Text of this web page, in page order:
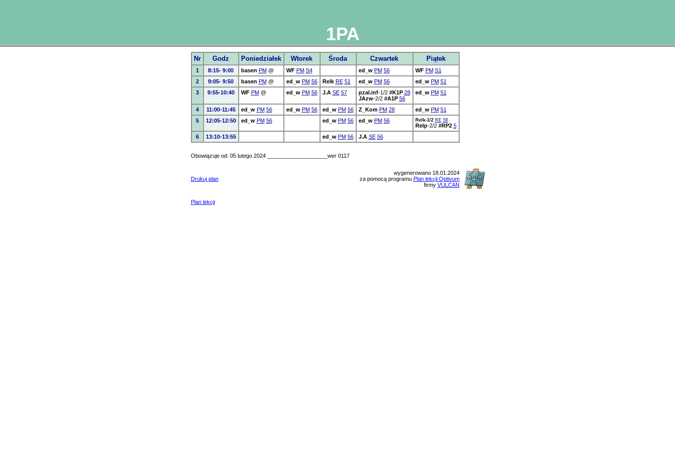
1PA
Nr Godz Poniedziałek Wtorek Środa Czwartek Piątek
1 8:15- 9:00 basen PM @ WF PM S4 ed_w PM 56 WF PM S1
2
9:05- 9:50 basen PM @ ed_w PM 56 Relk RE 51 ed_w PM 56 ed_w PM 51
3
9:55-10:40 WF PM @ ed_w PM 56 J.A SE 57 pzal.inf-1/2 #K1P 28
JAzw-2/2 #A1P 56
ed_w PM 51
4 11:00-11:45 ed_w PM 56 ed_w PM 56 ed_w PM 56 Z_Kom PM 28 ed_w PM 51
5
12:05-12:50 ed_w PM 56 ed_w PM 56 ed_w PM 56 Relk-1/2 RE 58
Relp-2/2 #RP2 5
6
13:10-13:55 ed_w PM 56 J.A SE 56
Obowiązuje od: 05 lutego 2024 ____________________wer 0117
Drukuj plan
wygenerowano 18.01.2024
za pomocą programu Plan lekcji Optivum
firmy VULCAN
Plan lekcji